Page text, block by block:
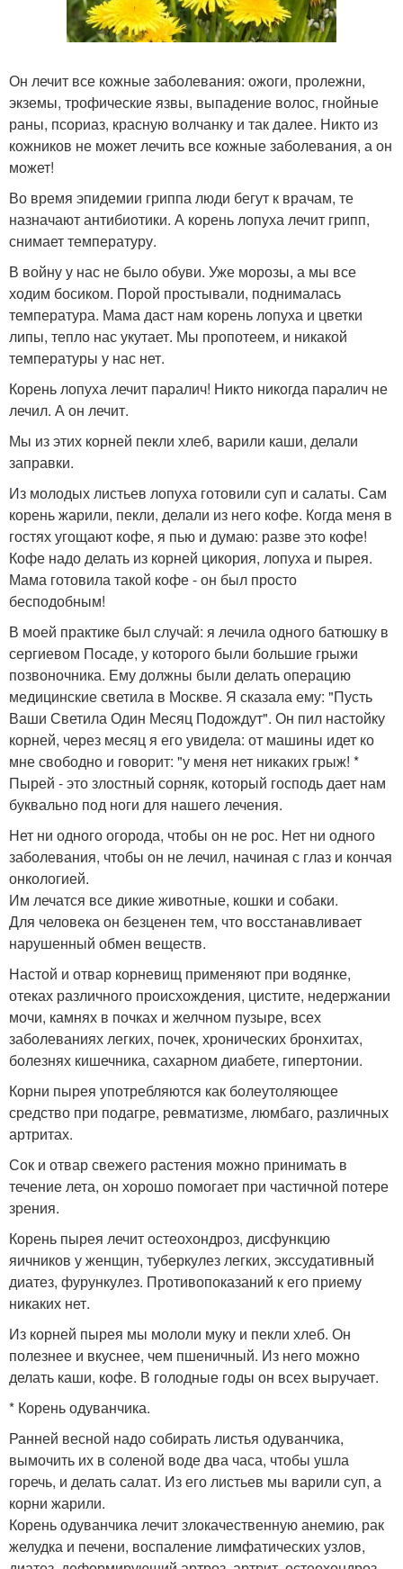
Он лечит все кожные заболевания: ожоги, пролежни,
экземы, трофические язвы, выпадение волос, гнойные
раны, псориаз, красную волчанку и так далее. Никто из
кожников не может лечить все кожные заболевания, а он
может!
Во время эпидемии гриппа люди бегут к врачам, те
назначают антибиотики. А корень лопуха лечит грипп,
снимает температуру.
В войну у нас не было обуви. Уже морозы, а мы все
ходим босиком. Порой простывали, поднималась
температура. Мама даст нам корень лопуха и цветки
липы, тепло нас укутает. Мы пропотеем, и никакой
температуры у нас нет.
Корень лопуха лечит паралич! Никто никогда паралич не
лечил. А он лечит.
Мы из этих корней пекли хлеб, варили каши, делали
заправки.
Из молодых листьев лопуха готовили суп и салаты. Сам
корень жарили, пекли, делали из него кофе. Когда меня в
гостях угощают кофе, я пью и думаю: разве это кофе!
Кофе надо делать из корней цикория, лопуха и пырея.
Мама готовила такой кофе - он был просто
бесподобным!
В моей практике был случай: я лечила одного батюшку в
сергиевом Посаде, у которого были большие грыжи
позвоночника. Ему должны были делать операцию
медицинские светила в Москве. Я сказала ему: "Пусть
Ваши Светила Один Месяц Подождут". Он пил настойку
корней, через месяц я его увидела: от машины идет ко
мне свободно и говорит: "у меня нет никаких грыж! *
Пырей - это злостный сорняк, который господь дает нам
буквально под ноги для нашего лечения.
Нет ни одного огорода, чтобы он не рос. Нет ни одного
заболевания, чтобы он не лечил, начиная с глаз и кончая
онкологией.
Им лечатся все дикие животные, кошки и собаки.
Для человека он безценен тем, что восстанавливает
нарушенный обмен веществ.
Настой и отвар корневищ применяют при водянке,
отеках различного происхождения, цистите, недержании
мочи, камнях в почках и желчном пузыре, всех
заболеваниях легких, почек, хронических бронхитах,
болезнях кишечника, сахарном диабете, гипертонии.
Корни пырея употребляются как болеутоляющее
средство при подагре, ревматизме, люмбаго, различных
артритах.
Сок и отвар свежего растения можно принимать в
течение лета, он хорошо помогает при частичной потере
зрения.
Корень пырея лечит остеохондроз, дисфункцию
яичников у женщин, туберкулез легких, экссудативный
диатез, фурункулез. Противопоказаний к его приему
никаких нет.
Из корней пырея мы мололи муку и пекли хлеб. Он
полезнее и вкуснее, чем пшеничный. Из него можно
делать каши, кофе. В голодные годы он всех выручает.
* Корень одуванчика.
Ранней весной надо собирать листья одуванчика,
вымочить их в соленой воде два часа, чтобы ушла
горечь, и делать салат. Из его листьев мы варили суп, а
корни жарили.
Корень одуванчика лечит злокачественную анемию, рак
желудка и печени, воспаление лимфатических узлов,